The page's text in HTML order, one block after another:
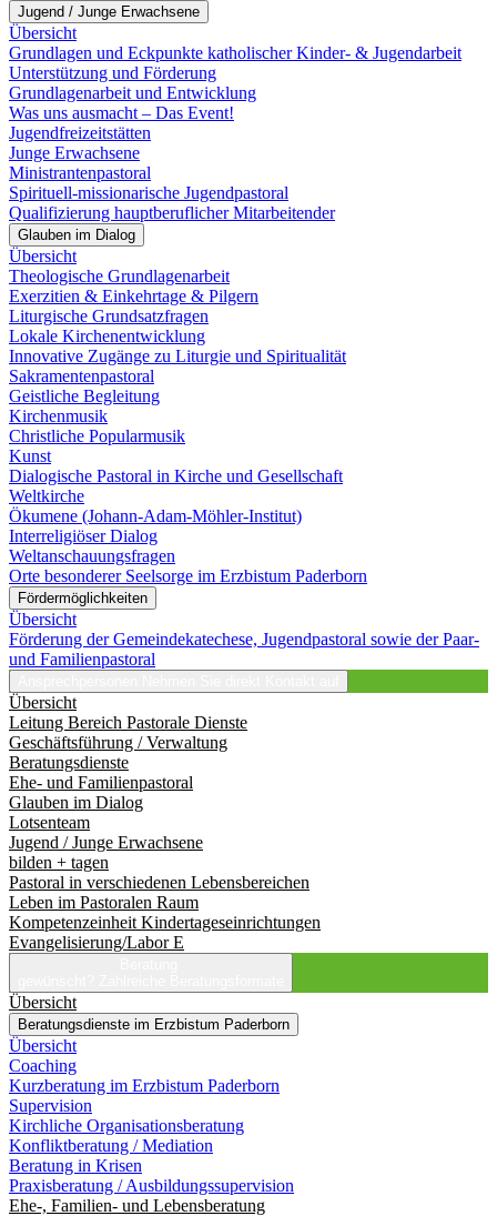
Jugend / Junge Erwachsene
Übersicht
Grundlagen und Eckpunkte katholischer Kinder- & Jugendarbeit
Unterstützung und Förderung
Grundlagenarbeit und Entwicklung
Was uns ausmacht – Das Event!
Jugendfreizeitstätten
Junge Erwachsene
Ministrantenpastoral
Spirituell-missionarische Jugendpastoral
Qualifizierung hauptberuflicher Mitarbeitender
Glauben im Dialog
Übersicht
Theologische Grundlagenarbeit
Exerzitien & Einkehrtage & Pilgern
Liturgische Grundsatzfragen
Lokale Kirchenentwicklung
Innovative Zugänge zu Liturgie und Spiritualität
Sakramentenpastoral
Geistliche Begleitung
Kirchenmusik
Christliche Popularmusik
Kunst
Dialogische Pastoral in Kirche und Gesellschaft
Weltkirche
Ökumene (Johann-Adam-Möhler-Institut)
Interreligiöser Dialog
Weltanschauungsfragen
Orte besonderer Seelsorge im Erzbistum Paderborn
Fördermöglichkeiten
Übersicht
Förderung der Gemeindekatechese, Jugendpastoral sowie der Paar-
und Familienpastoral
Übersicht
Leitung Bereich Pastorale Dienste
Geschäftsführung / Verwaltung
Beratungsdienste
Ehe- und Familienpastoral
Glauben im Dialog
Lotsenteam
Jugend / Junge Erwachsene
bilden + tagen
Pastoral in verschiedenen Lebensbereichen
Leben im Pastoralen Raum
Kompetenzeinheit Kindertageseinrichtungen
Evangelisierung/Labor E
Übersicht
Beratungsdienste im Erzbistum Paderborn
Übersicht
Coaching
Kurzberatung im Erzbistum Paderborn
Supervision
Kirchliche Organisationsberatung
Konfliktberatung / Mediation
Beratung in Krisen
Praxisberatung / Ausbildungssupervision
Ehe-, Familien- und Lebensberatung